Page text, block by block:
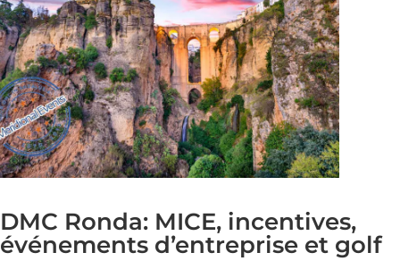
DMC Ronda: MICE, incentives,
événements d’entreprise et golf